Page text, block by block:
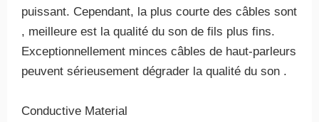
puissant. Cependant, la plus courte des câbles sont
, meilleure est la qualité du son de fils plus fins.
Exceptionnellement minces câbles de haut-parleurs
peuvent sérieusement dégrader la qualité du son .
Conductive Material